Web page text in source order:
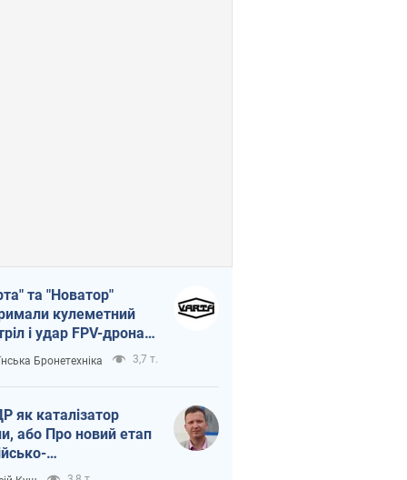
та "Новатор"
кулеметний
і удар FPV-дрона,
життя
ЗСУ
Бронетехніка 3,7 т.
як каталізатор
або Про новий етап